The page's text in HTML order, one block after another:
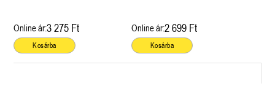
Online ár:3 275 Ft
Kosárba
Online ár:2 699 Ft
Kosárba